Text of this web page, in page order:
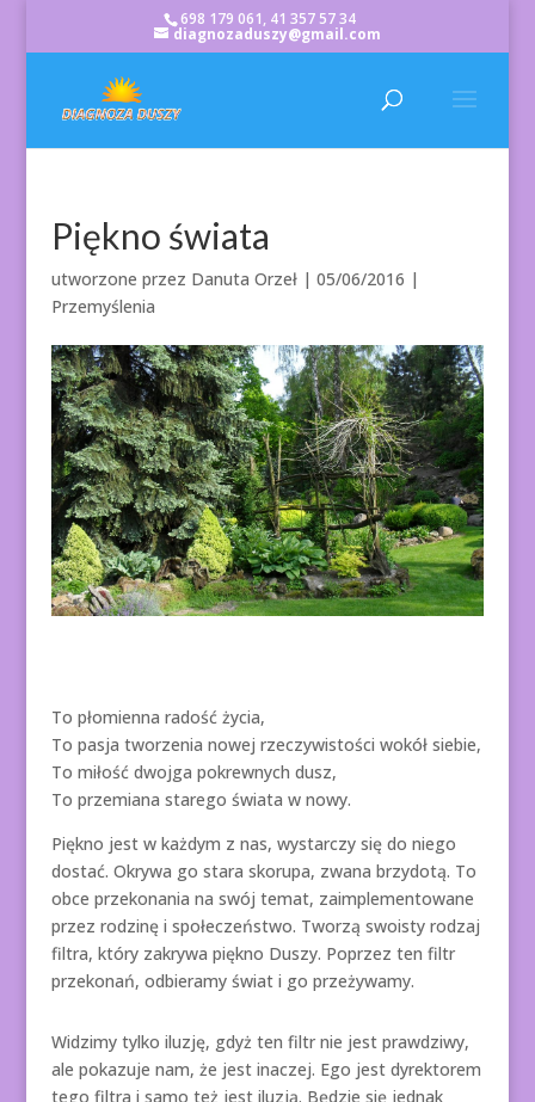
698 179 061, 41 357 57 34
diagnozaduszy@gmail.com
Piękno świata
utworzone przez Danuta Orzeł| 05/06/2016 |
Przemyślenia
To płomienna radość życia,
To pasja tworzenia nowej rzeczywistości wokół siebie,
To miłość dwojga pokrewnych dusz,
To przemiana starego świata w nowy.
Piękno jest w każdym z nas, wystarczy się do niego
dostać. Okrywa go stara skorupa, zwana brzydotą. To
obce przekonania na swój temat, zaimplementowane
przez rodzinę i społeczeństwo. Tworzą swoisty rodzaj
filtra, który zakrywa piękno Duszy. Poprzez ten filtr
przekonań, odbieramy świat i go przeżywamy.
Widzimy tylko iluzję, gdyż ten filtr nie jest prawdziwy,
ale pokazuje nam, że jest inaczej. Ego jest dyrektorem
tego filtra i samo też jest iluzją. Będzie się jednak